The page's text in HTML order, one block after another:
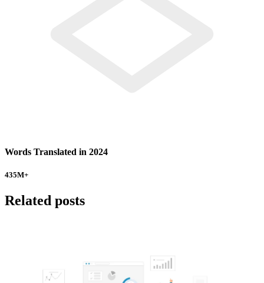
Words Translated in 2024
435M+
Related posts